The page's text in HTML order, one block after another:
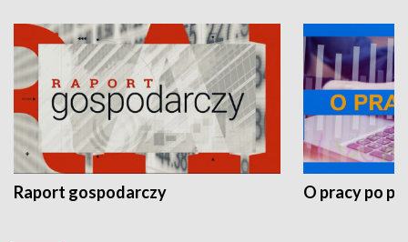
Raport gospodarczy O pracy po